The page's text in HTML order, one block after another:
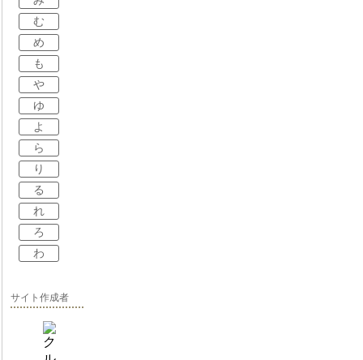
む
め
も
や
ゆ
よ
ら
り
る
れ
ろ
わ
サイト作成者